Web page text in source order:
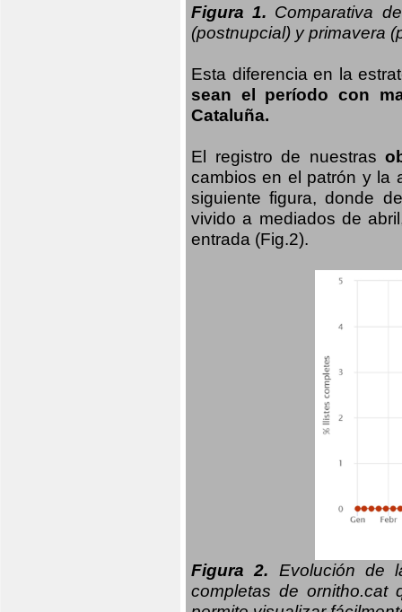
Figura 1. Comparativa
(postnupcial) y primavera
Esta diferencia en la
sean el período con
Cataluña.
El registro de nuestras
cambios en el patrón y la
siguiente figura, donde
vivido a mediados de
entrada (Fig.2).
Figura 2. Evolución de
completas de